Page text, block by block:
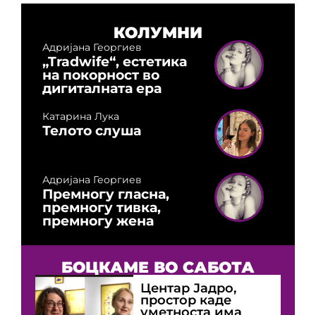
КОЛУМНИ
Адријана Георгиев
„Tradwife“, естетика
на покорност во
дигиталната ера
Катарина Лука
Телото слуша
Адријана Георгиев
Премногу гласна,
премногу тивка,
премногу жена
БОЦКАМЕ ВО САБОТА
Центар Јадро,
простор каде
уметноста има